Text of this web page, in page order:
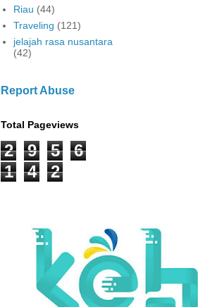
Riau (44)
Traveling (121)
jelajah rasa nusantara
(42)
Report Abuse
Total Pageviews
2 9 5
6
1
4 2